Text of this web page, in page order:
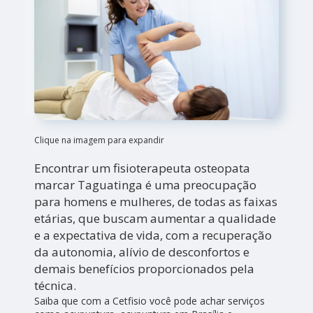
Clique na imagem para expandir
Encontrar um fisioterapeuta osteopata
marcar Taguatinga é uma preocupação
para homens e mulheres, de todas as faixas
etárias, que buscam aumentar a qualidade
e a expectativa de vida, com a recuperação
da autonomia, alívio de desconfortos e
demais benefícios proporcionados pela
técnica.
Saiba que com a Cetfisio você pode achar serviços